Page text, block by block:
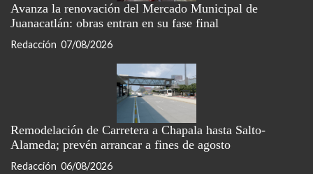
Avanza la renovación del Mercado Municipal de
Juanacatlán: obras entran en su fase final
Redacción 07/08/2026
Remodelación de Carretera a Chapala hasta Salto-
Alameda; prevén arrancar a fines de agosto
Redacción 06/08/2026